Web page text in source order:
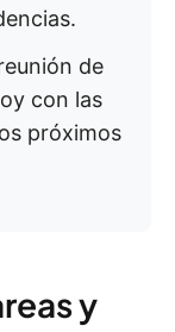
de
con las
próximos
y